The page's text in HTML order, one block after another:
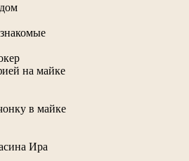
на майке
в майке
Ира